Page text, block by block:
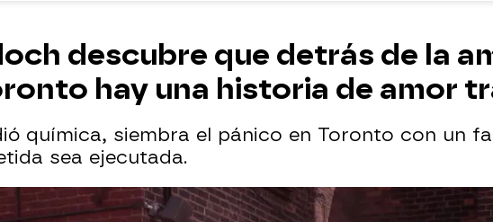
descubre que detrás de la
hay una historia de amor
química, siembra el pánico en Toronto con un
sea ejecutada.